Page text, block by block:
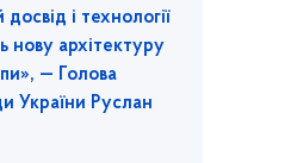
і технології
архітектуру
— Голова
України Руслан